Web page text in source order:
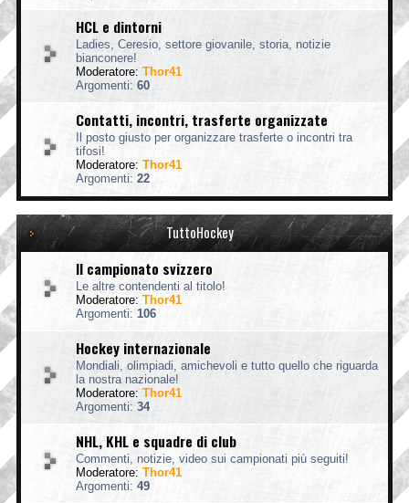
HCL e dintorni
Ladies, Ceresio, settore giovanile, storia, notizie
bianconere!
Moderatore: Thor41
Argomenti: 60
Contatti, incontri, trasferte organizzate
Il posto giusto per organizzare trasferte o incontri tra
tifosi!
Moderatore: Thor41
Argomenti: 22
TuttoHockey
Il campionato svizzero
Le altre contendenti al titolo!
Moderatore: Thor41
Argomenti: 106
Hockey internazionale
Mondiali, olimpiadi, amichevoli e tutto quello che riguarda
la nostra nazionale!
Moderatore: Thor41
Argomenti: 34
NHL, KHL e squadre di club
Commenti, notizie, video sui campionati più seguiti!
Moderatore: Thor41
Argomenti: 49